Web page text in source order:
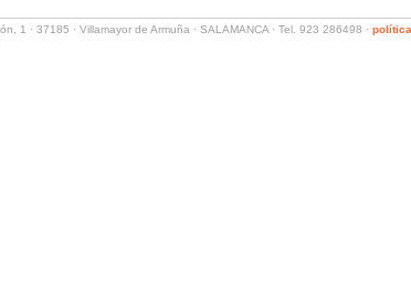
1 · 37185 · Villamayor de Armuña · SALAMANCA · Tel. 923 286498 ·